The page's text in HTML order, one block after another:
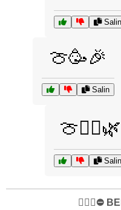
Salin
🍈🥳🎉
Salin
🍈🧘‍♀️🌿
Salin
✋🏻🛑⛔️